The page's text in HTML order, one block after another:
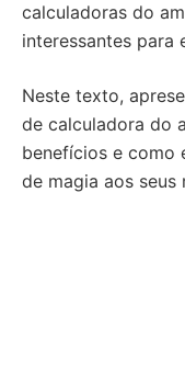
calculadoras do
interessantes para
Neste texto,
de calculadora do
benefícios e como
de magia aos seus